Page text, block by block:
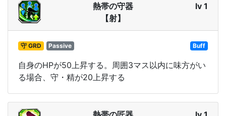
熱帯の守器
【射】
lv 1
守 GRD Passive Buff
自身のHPが50上昇する。周囲3マス以内に味方がい
る場合、守・精が20上昇する